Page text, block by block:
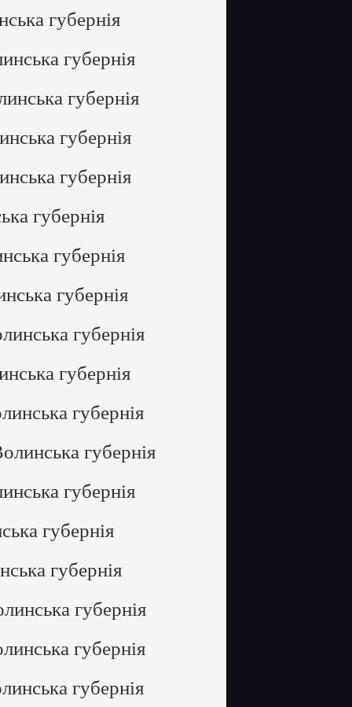
губернія
губернія
губернія
губернія
губернія
губернія
губернія
губернія
губернія
губернія
губернія
губернія
губернія
губернія
губернія
губернія
губернія
губернія